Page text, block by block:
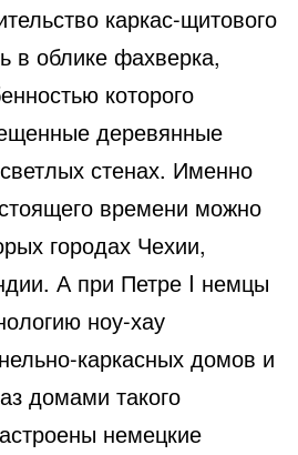
каркас-щитового
в облике фахверка,
которого
деревянные
стенах. Именно
времени можно
городах Чехии,
А при Петре I немцы
ноу-хау
каркасных домов и
домами такого
немецкие